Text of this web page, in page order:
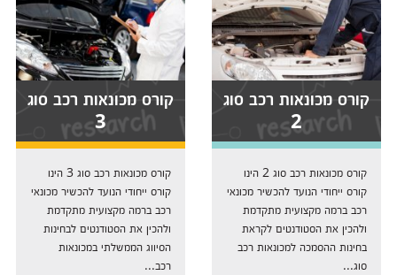
קורס מכונאות רכב סוג
2
קורס מכונאות רכב סוג 2 הינו
קורס ייחודי הנועד להכשיר מכונאי
רכב ברמה מקצועית מתקדמת
ולהכין את הסטודנטים לקראת
בחינות ההסמכה למכונאות רכב
סוג...
קורס מכונאות רכב סוג
3
קורס מכונאות רכב סוג 3 הינו
קורס ייחודי הנועד להכשיר מכונאי
רכב ברמה מקצועית מתקדמת
ולהכין את הסטודנטים לבחינות
הסיווג הממשלתי במכונאות
רכב...